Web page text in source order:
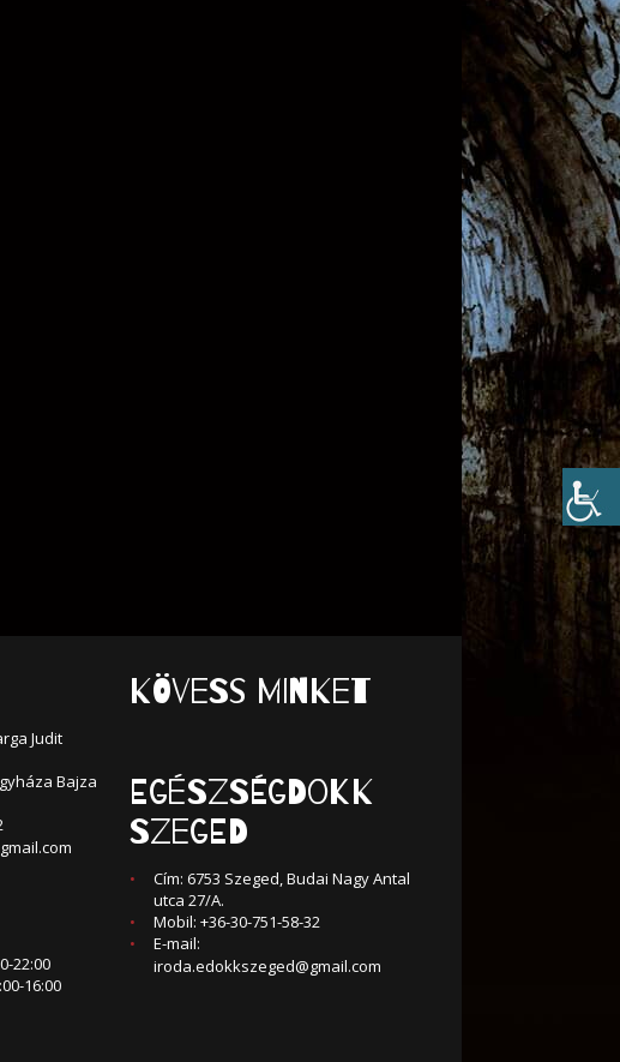
Judit
Bajza
22:00
16:00
KÖVESS MINKET
Egészségdokk
Szeged
Cím: 6753 Szeged, Budai Nagy Antal
utca 27/A.
Mobil: +36-30-751-58-32
E-mail:
iroda.edokkszeged@gmail.com